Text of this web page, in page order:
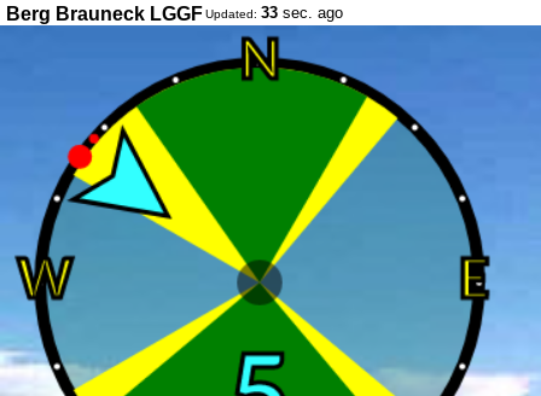
Berg Brauneck LGGFUpdated: 33 sec. ago